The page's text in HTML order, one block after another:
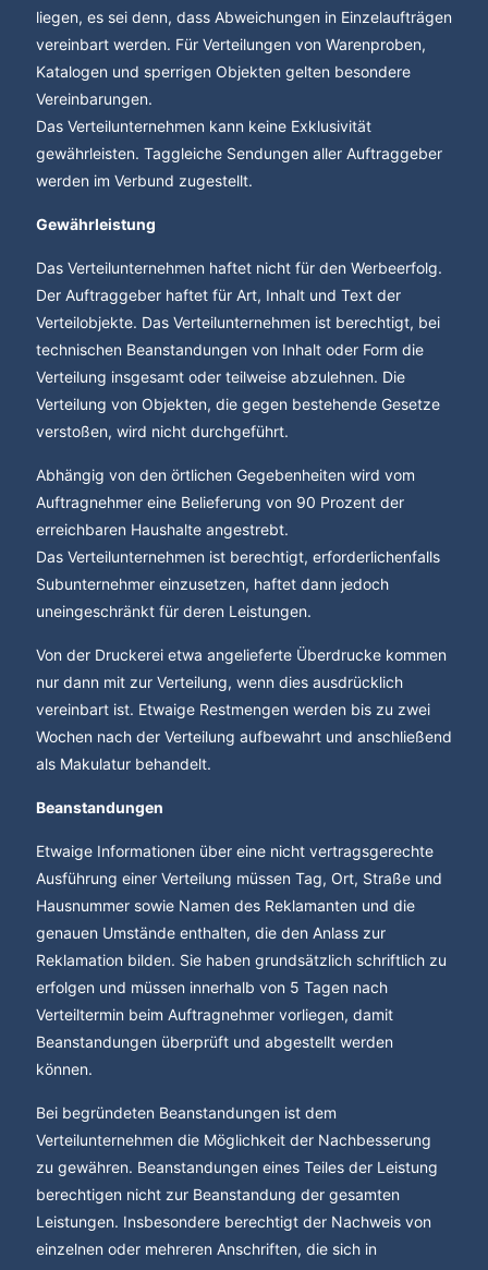
liegen, es sei denn, dass Abweichungen in Einzelaufträgen
vereinbart werden. Für Verteilungen von Warenproben,
Katalogen und sperrigen Objekten gelten besondere
Vereinbarungen.
Das Verteilunternehmen kann keine Exklusivität
gewährleisten. Taggleiche Sendungen aller Auftraggeber
werden im Verbund zugestellt.
Gewährleistung
Das Verteilunternehmen haftet nicht für den Werbeerfolg.
Der Auftraggeber haftet für Art, Inhalt und Text der
Verteilobjekte. Das Verteilunternehmen ist berechtigt, bei
technischen Beanstandungen von Inhalt oder Form die
Verteilung insgesamt oder teilweise abzulehnen. Die
Verteilung von Objekten, die gegen bestehende Gesetze
verstoßen, wird nicht durchgeführt.
Abhängig von den örtlichen Gegebenheiten wird vom
Auftragnehmer eine Belieferung von 90 Prozent der
erreichbaren Haushalte angestrebt.
Das Verteilunternehmen ist berechtigt, erforderlichenfalls
Subunternehmer einzusetzen, haftet dann jedoch
uneingeschränkt für deren Leistungen.
Von der Druckerei etwa angelieferte Überdrucke kommen
nur dann mit zur Verteilung, wenn dies ausdrücklich
vereinbart ist. Etwaige Restmengen werden bis zu zwei
Wochen nach der Verteilung aufbewahrt und anschließend
als Makulatur behandelt.
Beanstandungen
Etwaige Informationen über eine nicht vertragsgerechte
Ausführung einer Verteilung müssen Tag, Ort, Straße und
Hausnummer sowie Namen des Reklamanten und die
genauen Umstände enthalten, die den Anlass zur
Reklamation bilden. Sie haben grundsätzlich schriftlich zu
erfolgen und müssen innerhalb von 5 Tagen nach
Verteiltermin beim Auftragnehmer vorliegen, damit
Beanstandungen überprüft und abgestellt werden
können.
Bei begründeten Beanstandungen ist dem
Verteilunternehmen die Möglichkeit der Nachbesserung
zu gewähren. Beanstandungen eines Teiles der Leistung
berechtigen nicht zur Beanstandung der gesamten
Leistungen. Insbesondere berechtigt der Nachweis von
einzelnen oder mehreren Anschriften, die sich in